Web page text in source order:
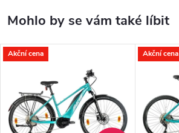
Akční cena Akční cena